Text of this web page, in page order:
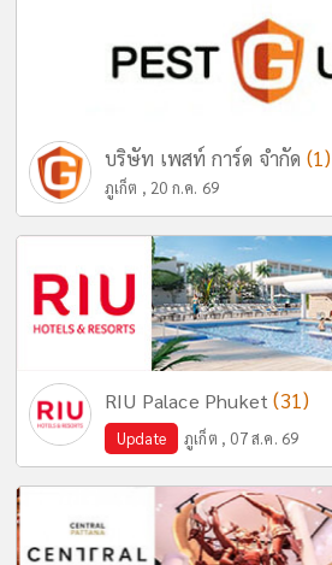
บริษัท เพสท์ การ์ด จำกัด (1)
ภูเก็ต , 20 ก.ค. 69
RIU Palace Phuket(31)
Update ภูเก็ต , 07 ส.ค. 69